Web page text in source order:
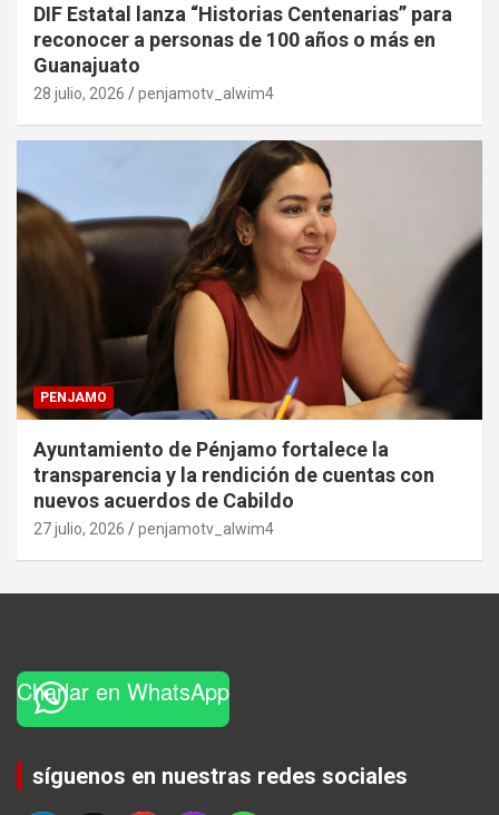
DIF Estatal lanza “Historias Centenarias” para
reconocer a personas de 100 años o más en
Guanajuato
28 julio, 2026 penjamotv_alwim4
PENJAMO
Ayuntamiento de Pénjamo fortalece la
transparencia y la rendición de cuentas con
nuevos acuerdos de Cabildo
27 julio, 2026 penjamotv_alwim4
Charlar en WhatsApp
síguenos en nuestras redes sociales